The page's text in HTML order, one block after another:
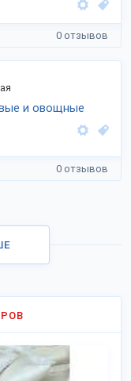
0 отзывов
и овощные
0 отзывов